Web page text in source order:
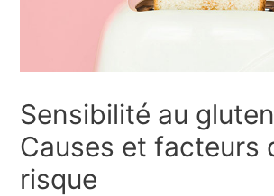
Sensibilité au
Causes et facteurs
risque